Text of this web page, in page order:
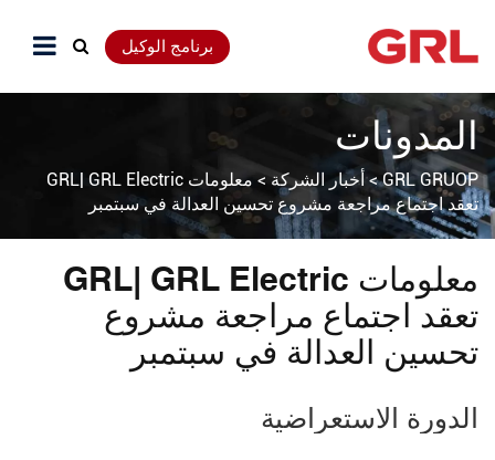
برنامج الوكيل
المدونات
GRL GRUOP
>أخبار الشركة>
معلومات GRL| GRL Electric
تعقد اجتماع مراجعة مشروع تحسين العدالة في سبتمبر
معلومات GRL| GRL Electric
تعقد اجتماع مراجعة مشروع
تحسين العدالة في سبتمبر
الدورة الاستعراضية